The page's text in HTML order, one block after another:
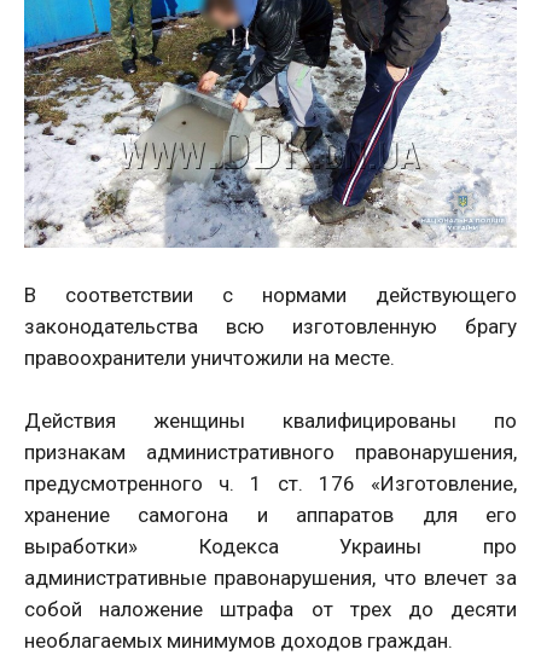
В соответствии с нормами действующего
законодательства всю изготовленную брагу
правоохранители уничтожили на месте.
Действия женщины квалифицированы по
признакам административного правонарушения,
предусмотренного ч. 1 ст. 176 «Изготовление,
хранение самогона и аппаратов для его
выработки» Кодекса Украины про
административные правонарушения, что влечет за
собой наложение штрафа от трех до десяти
необлагаемых минимумов доходов граждан.